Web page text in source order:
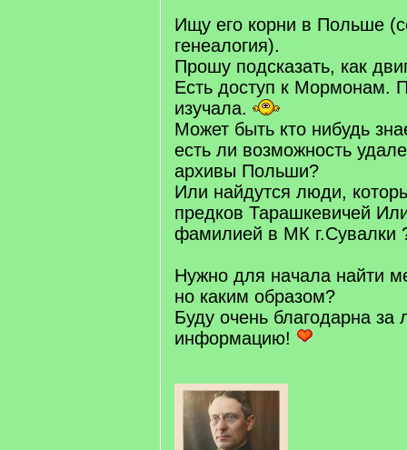
Ищу его корни в Польше
генеалогия).
Прошу подсказать, как
Есть доступ к Мормонам.
изучала.
Может быть кто нибудь
есть ли возможность
архивы Польши?
Или найдутся люди,
предков Тарашкевичей
фамилией в МК г.Сувалки
Нужно для начала найти
но каким образом?
Буду очень благодарна за
информацию!